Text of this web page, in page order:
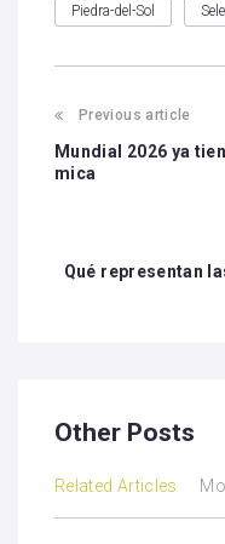
Piedra-del-Sol
Previous article
Mundial 2026 ya
mica
Qué representan
Other Posts
Related Articles